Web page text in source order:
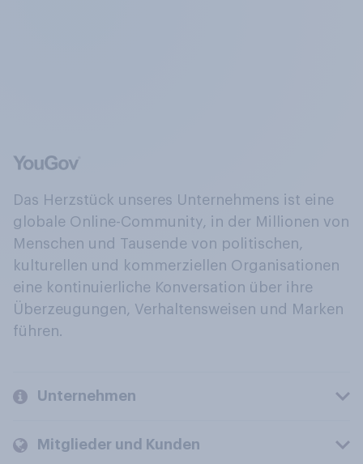
Das Herzstück unseres Unternehmens ist eine
globale Online-Community, in der Millionen von
Menschen und Tausende von politischen,
kulturellen und kommerziellen Organisationen
eine kontinuierliche Konversation über ihre
Überzeugungen, Verhaltensweisen und Marken
führen.
Unternehmen
Mitglieder und Kunden